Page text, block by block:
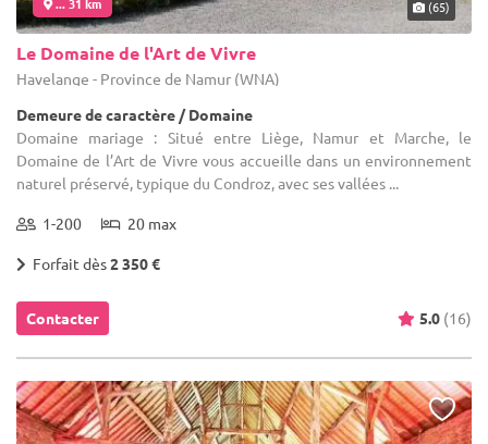
(65)
Le Domaine de l'Art de Vivre
Havelange - Province de Namur (WNA)
Demeure de caractère / Domaine
Domaine mariage : Situé entre Liège, Namur et Marche, le
Domaine de l’Art de Vivre vous accueille dans un environnement
naturel préservé, typique du Condroz, avec ses vallées ...
1-200 20 max
Forfait dès2 350 €
Contacter 5.0 (16)